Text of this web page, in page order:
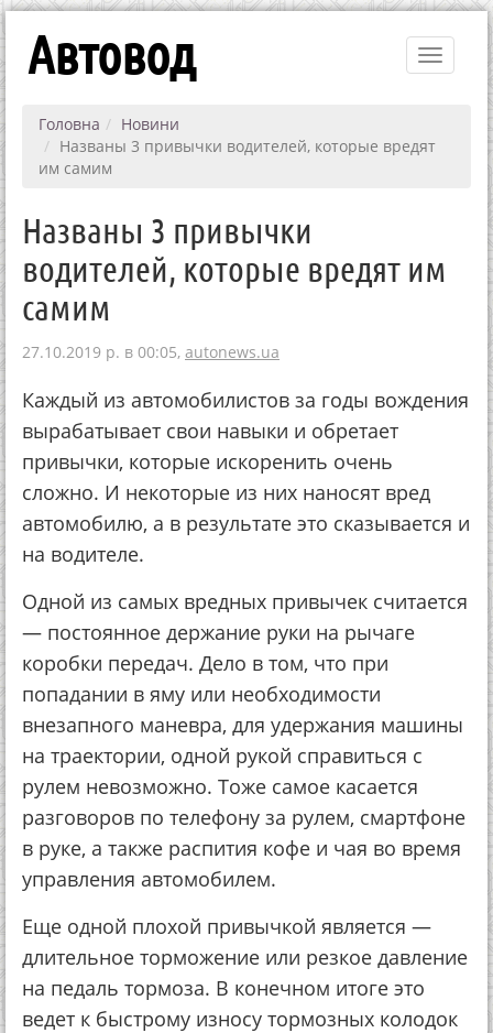
Toggle
Автовод
Головна
Новини
Названы 3 привычки водителей, которые вредят
им самим
Названы 3 привычки
водителей, которые вредят им
самим
27.10.2019 р. в 00:05, autonews.ua
Каждый из автомобилистов за годы вождения
вырабатывает свои навыки и обретает
привычки, которые искоренить очень
сложно. И некоторые из них наносят вред
автомобилю, а в результате это сказывается и
на водителе.
Одной из самых вредных привычек считается
— постоянное держание руки на рычаге
коробки передач. Дело в том, что при
попадании в яму или необходимости
внезапного маневра, для удержания машины
на траектории, одной рукой справиться с
рулем невозможно. Тоже самое касается
разговоров по телефону за рулем, смартфоне
в руке, а также распития кофе и чая во время
управления автомобилем.
Еще одной плохой привычкой является —
длительное торможение или резкое давление
на педаль тормоза. В конечном итоге это
ведет к быстрому износу тормозных колодок